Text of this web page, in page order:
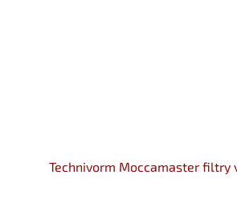
Technivorm Moccamaster filtry